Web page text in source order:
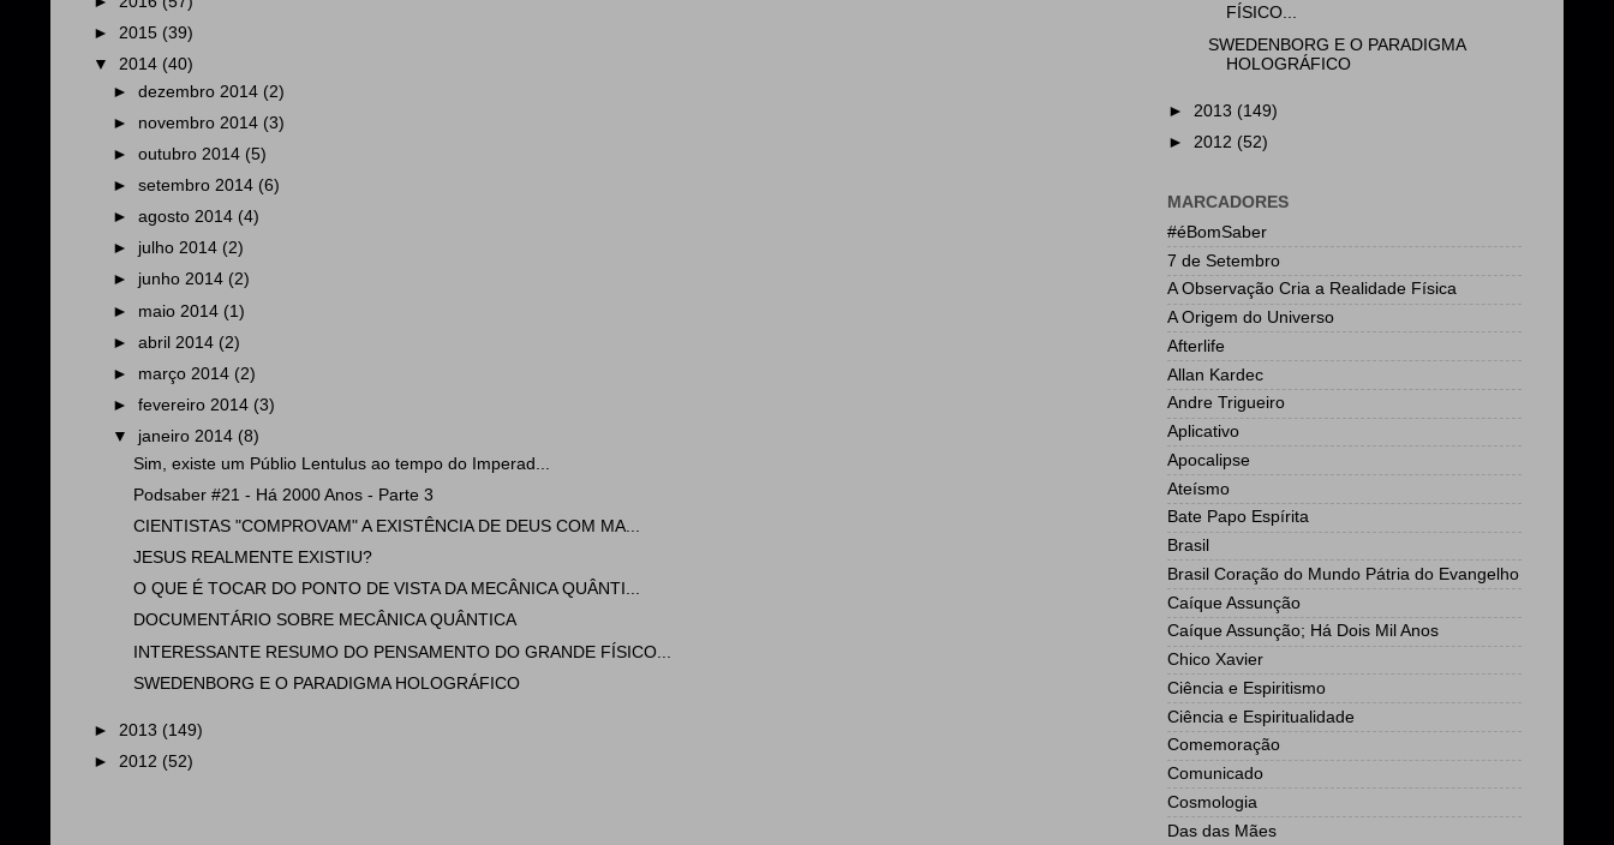
► 2015 (39)
▼ 2014 (40)
►dezembro 2014 (2)
► novembro 2014 (3)
►outubro 2014 (5)
►setembro 2014 (6)
►agosto 2014 (4)
► julho 2014 (2)
► junho 2014 (2)
► maio 2014 (1)
►abril 2014 (2)
► março 2014 (2)
►fevereiro 2014 (3)
▼ janeiro 2014 (8)
Sim, existe um Públio Lentulus ao tempo do Imperad...
Podsaber #21 - Há 2000 Anos - Parte 3
CIENTISTAS "COMPROVAM" A EXISTÊNCIA DE DEUS COM MA...
JESUS REALMENTE EXISTIU?
O QUE É TOCAR DO PONTO DE VISTA DA MECÂNICA QUÂNTI...
DOCUMENTÁRIO SOBRE MECÂNICA QUÂNTICA
INTERESSANTE RESUMO DO PENSAMENTO DO GRANDE FÍSICO...
SWEDENBORG E O PARADIGMA HOLOGRÁFICO
► 2013 (149)
► 2012 (52)
FÍSICO...
SWEDENBORG E O PARADIGMA
HOLOGRÁFICO
► 2013 (149)
► 2012 (52)
MARCADORES
#éBomSaber
7 de Setembro
A Observação Cria a Realidade Física
A Origem do Universo
Afterlife
Allan Kardec
Andre Trigueiro
Aplicativo
Apocalipse
Ateísmo
Bate Papo Espírita
Brasil
Brasil Coração do Mundo Pátria do Evangelho
Caíque Assunção
Caíque Assunção; Há Dois Mil Anos
Chico Xavier
Ciência e Espiritismo
Ciência e Espiritualidade
Comemoração
Comunicado
Cosmologia
Das das Mães